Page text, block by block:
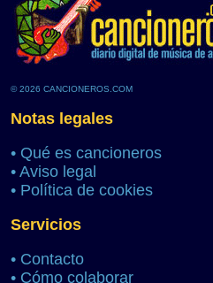
© 2026 CANCIONEROS.COM
Notas legales
• Qué es cancioneros
• Aviso legal
• Política de cookies
Servicios
• Contacto
• Cómo colaborar